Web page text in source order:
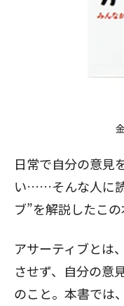
日常で自分の意見
い……そんな人に
ブ”を解説したこの
アサーティブとは
させず、自分の意
のこと。本書では